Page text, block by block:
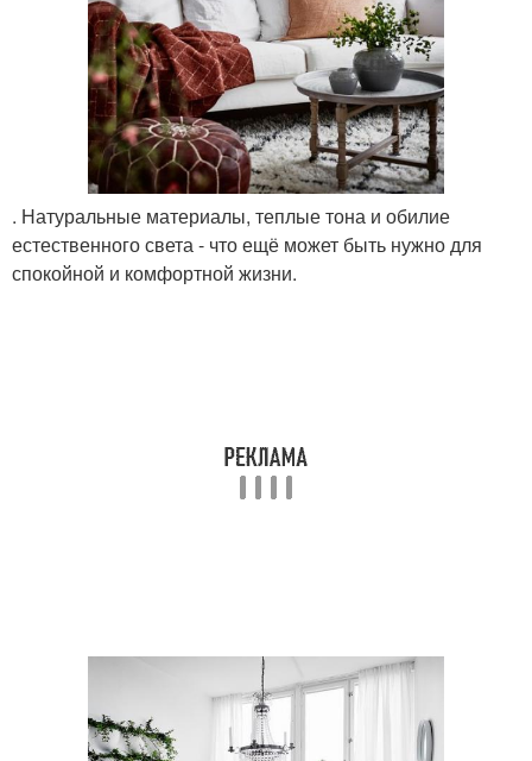
. Натуральные материалы, теплые тона и обилие
естественного света - что ещё может быть нужно для
спокойной и комфортной жизни.